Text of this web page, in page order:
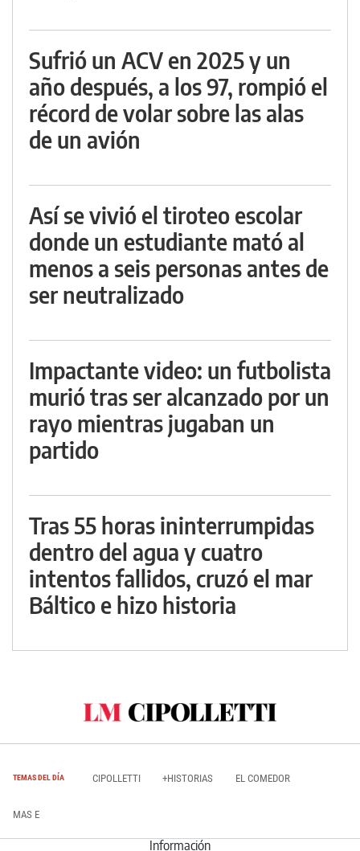
Sufrió un ACV en 2025 y un
año después, a los 97, rompió el
récord de volar sobre las alas
de un avión
Así se vivió el tiroteo escolar
donde un estudiante mató al
menos a seis personas antes de
ser neutralizado
Impactante video: un futbolista
murió tras ser alcanzado por un
rayo mientras jugaban un
partido
Tras 55 horas ininterrumpidas
dentro del agua y cuatro
intentos fallidos, cruzó el mar
Báltico e hizo historia
TEMAS DEL DÍA CIPOLLETTI +HISTORIAS EL COMEDOR
MAS E
Información